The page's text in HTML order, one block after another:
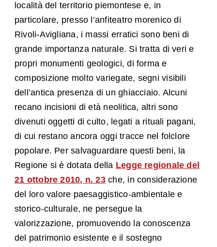
località del territorio piemontese e, in
particolare, presso l’anfiteatro morenico di
Rivoli-Avigliana, i massi erratici sono beni di
grande importanza naturale. Si tratta di veri e
propri monumenti geologici, di forma e
composizione molto variegate, segni visibili
dell’antica presenza di un ghiacciaio. Alcuni
recano incisioni di età neolitica, altri sono
divenuti oggetti di culto, legati a rituali pagani,
di cui restano ancora oggi tracce nel folclore
popolare. Per salvaguardare questi beni, la
Regione si è dotata della Legge regionale del
21 ottobre 2010, n. 23che, in considerazione
del loro valore paesaggistico-ambientale e
storico-culturale, ne persegue la
valorizzazione, promuovendo la conoscenza
del patrimonio esistente e il sostegno